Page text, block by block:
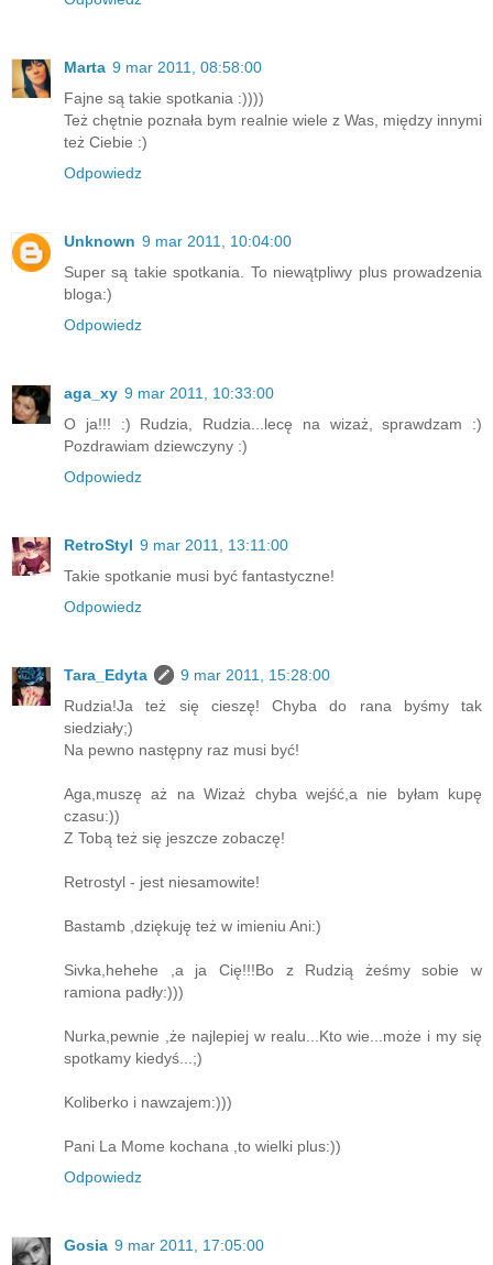
Marta 9 mar 2011, 08:58:00
Fajne są takie spotkania :))))
Też chętnie poznała bym realnie wiele z Was, między innymi
też Ciebie :)
Odpowiedz
Unknown 9 mar 2011, 10:04:00
Super są takie spotkania. To niewątpliwy plus prowadzenia
bloga:)
Odpowiedz
aga_xy 9 mar 2011, 10:33:00
O ja!!! :) Rudzia, Rudzia...lecę na wizaż, sprawdzam :)
Pozdrawiam dziewczyny :)
Odpowiedz
RetroStyl 9 mar 2011, 13:11:00
Takie spotkanie musi być fantastyczne!
Odpowiedz
Tara_Edyta
9 mar 2011, 15:28:00
Rudzia!Ja też się cieszę! Chyba do rana byśmy tak
siedziały;)
Na pewno następny raz musi być!
Aga,muszę aż na Wizaż chyba wejść,a nie byłam kupę
czasu:))
Z Tobą też się jeszcze zobaczę!
Retrostyl - jest niesamowite!
Bastamb ,dziękuję też w imieniu Ani:)
Sivka,hehehe ,a ja Cię!!!Bo z Rudzią żeśmy sobie w
ramiona padły:)))
Nurka,pewnie ,że najlepiej w realu...Kto wie...może i my się
spotkamy kiedyś...;)
Koliberko i nawzajem:)))
Pani La Mome kochana ,to wielki plus:))
Odpowiedz
Gosia 9 mar 2011, 17:05:00